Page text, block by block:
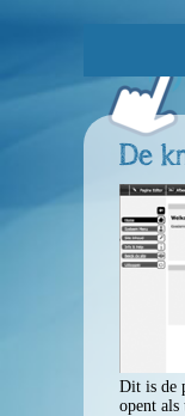
De
Dit is de
opent als